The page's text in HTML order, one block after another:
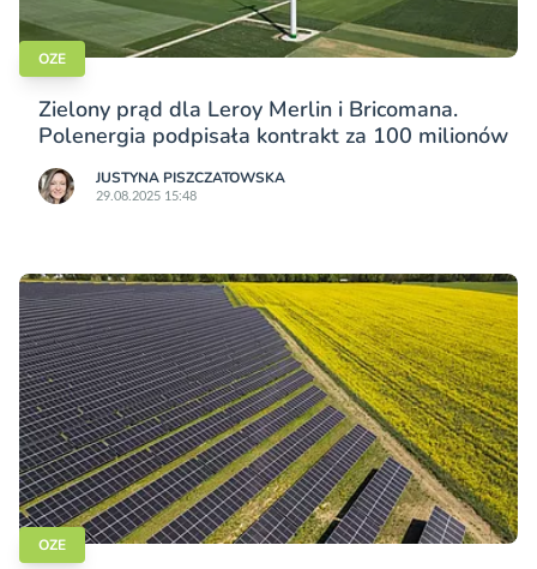
OZE
Zielony prąd dla Leroy Merlin i Bricomana.
Polenergia podpisała kontrakt za 100 milionów
JUSTYNA PISZCZATOWSKA
29.08.2025 15:48
OZE